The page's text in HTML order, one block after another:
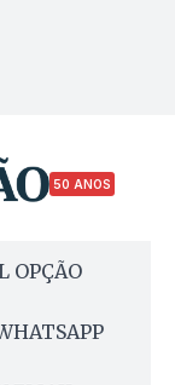
50 ANOS
OPÇÃO